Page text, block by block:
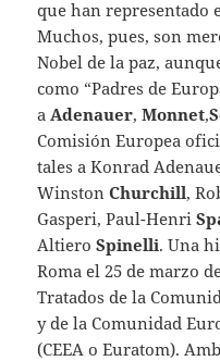
que han representado
Muchos, pues, son
Nobel de la paz,
como “Padres de
a Adenauer,Monnet,
Comisión Europea
tales a Konrad
WinstonChurchill,
Gasperi, Paul-Henri
AltieroSpinelli. Una
Roma el 25 de marzo
Tratados de la
y de la Comunidad
(CEEA o Euratom).